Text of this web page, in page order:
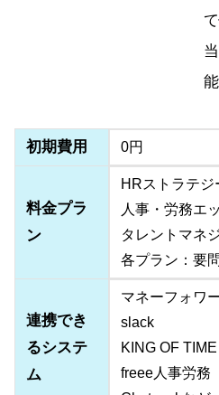
能
初期費用 0円
料金プラ
ン
HRストラテジ
人事・労務エ
タレントマネ
各プラン：要
連携でき
るシステ
ム
マネーフォワ
slack
KING OF TIME
freee人事労務